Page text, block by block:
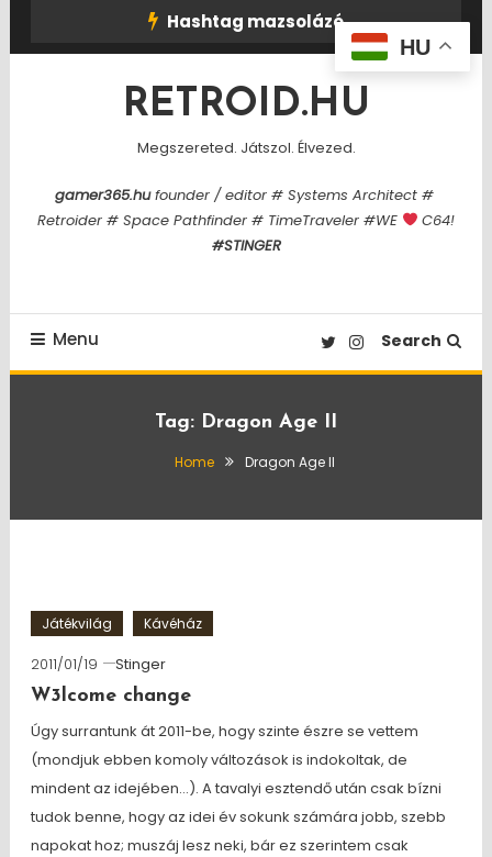
Hashtag mazsolázó
RETROID.HU
Megszereted. Játszol. Élvezed.
gamer365.hufounder / editor # Systems Architect #
Retroider # Space Pathfinder # TimeTraveler #WE
C64!
#STINGER
Menu Search
Tag: Dragon Age II
Home Dragon Age II
Játékvilág Kávéház
2011/01/19
Stinger
W3lcome change
Úgy surrantunk át 2011-be, hogy szinte észre se vettem
(mondjuk ebben komoly változások is indokoltak, de
mindent az idejében…). A tavalyi esztendő után csak bízni
tudok benne, hogy az idei év sokunk számára jobb, szebb
napokat hoz; muszáj lesz neki, bár ez szerintem csak
HU